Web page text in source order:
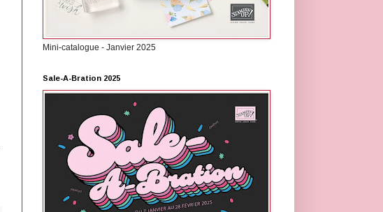
Mini-catalogue - Janvier 2025
Sale-A-Bration 2025